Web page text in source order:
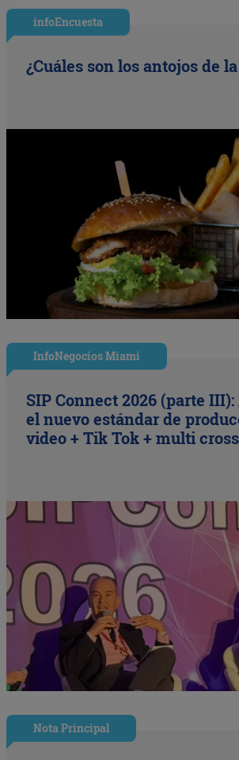
infoEncuesta
¿Cuáles son los antojos de
InfoNegocios Miami
SIP Connect 2026 (parte III):
el nuevo estándar de
video + Tik Tok + multi
Nota Principal